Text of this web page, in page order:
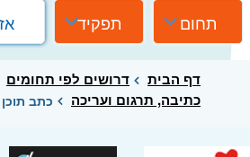
תחום תפקיד
דף הבית
דרושים לפי תחומים
כתיבה, תרגום ועריכה
כתב תוכן